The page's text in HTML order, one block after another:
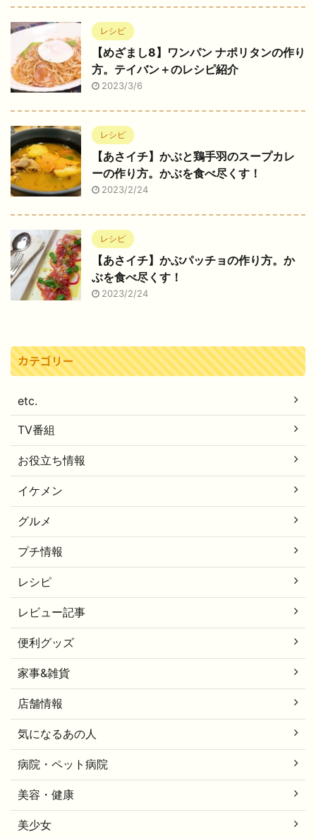
レシピ
【めざまし8】ワンパン ナポリタンの作り
方。テイバン＋のレシピ紹介
2023/3/6
レシピ
【あさイチ】かぶと鶏手羽のスープカレ
ーの作り方。かぶを食べ尽くす！
2023/2/24
レシピ
【あさイチ】かぶパッチョの作り方。か
ぶを食べ尽くす！
2023/2/24
カテゴリー
etc.
TV番組
お役立ち情報
イケメン
グルメ
プチ情報
レシピ
レビュー記事
便利グッズ
家事&雑貨
店舗情報
気になるあの人
病院・ペット病院
美容・健康
美少女